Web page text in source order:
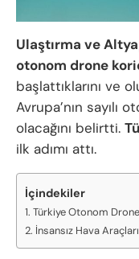
Ulaştırma ve
otonom drone
başlattıklarını ve
Avrupa’nın sayılı
olacağını belirtti.
ilk adımı attı.
İçindekiler
Türkiye Otonom
İnsansız Hava